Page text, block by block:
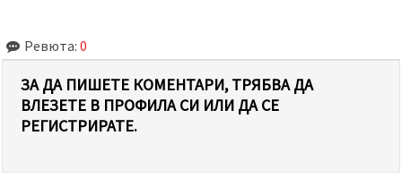
Ревюта: 0
ЗА ДА ПИШЕТЕ КОМЕНТАРИ, ТРЯБВА ДА
ВЛЕЗЕТЕ В ПРОФИЛА СИ ИЛИ ДА СЕ
РЕГИСТРИРАТЕ.